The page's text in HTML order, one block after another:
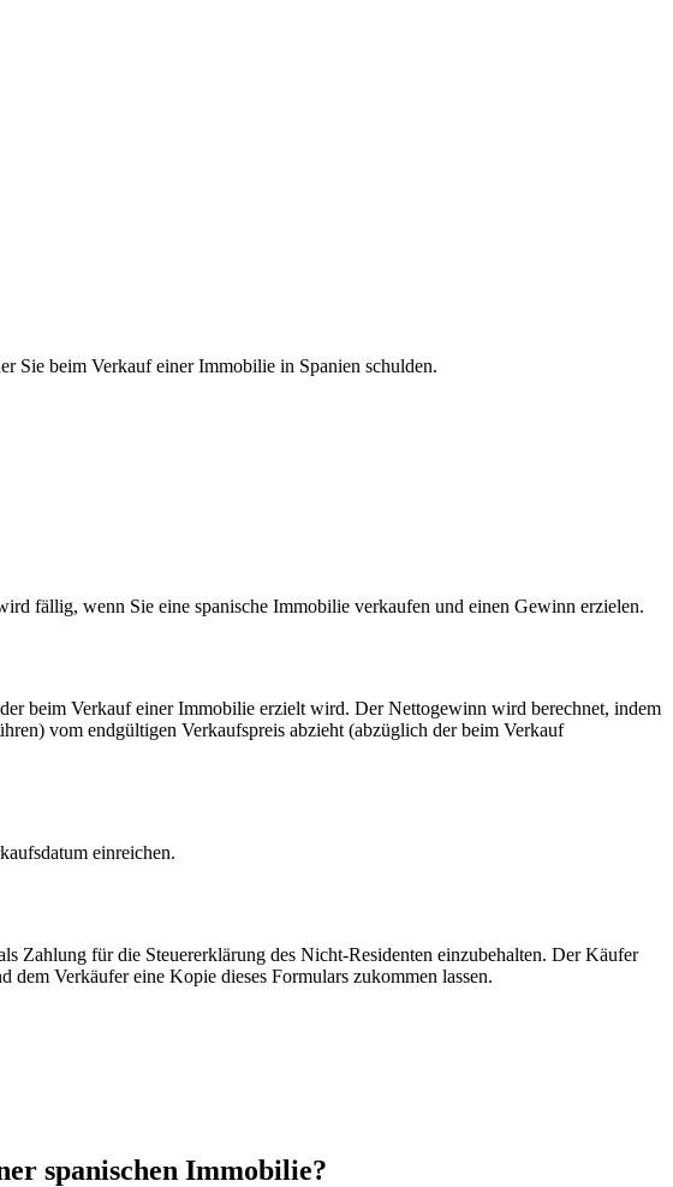
Sie beim Verkauf einer Immobilie in Spanien schulden.
fällig, wenn Sie eine spanische Immobilie verkaufen und einen Gewinn erzielen.
beim Verkauf einer Immobilie erzielt wird. Der Nettogewinn wird berechnet, indem
vom endgültigen Verkaufspreis abzieht (abzüglich der beim Verkauf
einreichen.
Zahlung für die Steuererklärung des Nicht-Residenten einzubehalten. Der Käufer
dem Verkäufer eine Kopie dieses Formulars zukommen lassen.
spanischen Immobilie?